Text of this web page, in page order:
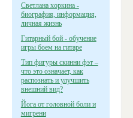
Светлана хоркина -
биография, информация,
личная жизнь
Гитарный бой - обучение
игры боем на гитаре
Тип фигуры скинни фэт –
что это означает, как
распознать и улучшить
внешний вид?
Йога от головной боли и
мигрени